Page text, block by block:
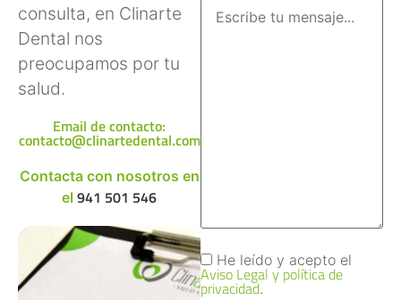
consulta, en Clinarte
Dental nos
preocupamos por tu
salud.
Email de contacto:
contacto@clinartedental.com
Contacta con nosotros en
el 941 501 546
He leído y acepto el
Aviso Legal y política de
privacidad.